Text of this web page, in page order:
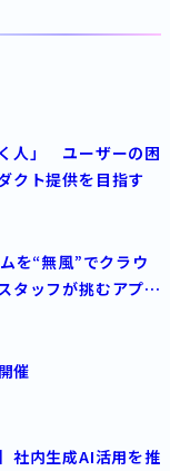
人」 ユーザーの困
クト提供を目指す
を“無風”でクラウ
タッフが挑むアプリ
催
社内生成AI活用を推